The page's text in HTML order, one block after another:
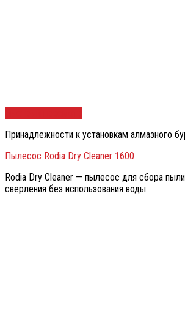
Принадлежности к установкам алмазного
Пылесос Rodia Dry Cleaner 1600
Rodia Dry Cleaner — пылесос для сбора
сверления без использования воды.